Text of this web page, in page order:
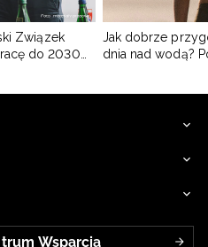
Związek
do 2030
Jak dobrze
dnia nad wodą?
Wsparcia